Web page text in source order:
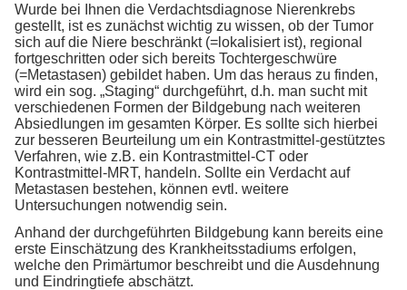
Wurde bei Ihnen die Verdachtsdiagnose Nierenkrebs
gestellt, ist es zunächst wichtig zu wissen, ob der Tumor
sich auf die Niere beschränkt (=lokalisiert ist), regional
fortgeschritten oder sich bereits Tochtergeschwüre
(=Metastasen) gebildet haben. Um das heraus zu finden,
wird ein sog. „Staging“ durchgeführt, d.h. man sucht mit
verschiedenen Formen der Bildgebung nach weiteren
Absiedlungen im gesamten Körper. Es sollte sich hierbei
zur besseren Beurteilung um ein Kontrastmittel-gestütztes
Verfahren, wie z.B. ein Kontrastmittel-CT oder
Kontrastmittel-MRT, handeln. Sollte ein Verdacht auf
Metastasen bestehen, können evtl. weitere
Untersuchungen notwendig sein.
Anhand der durchgeführten Bildgebung kann bereits eine
erste Einschätzung des Krankheitsstadiums erfolgen,
welche den Primärtumor beschreibt und die Ausdehnung
und Eindringtiefe abschätzt.